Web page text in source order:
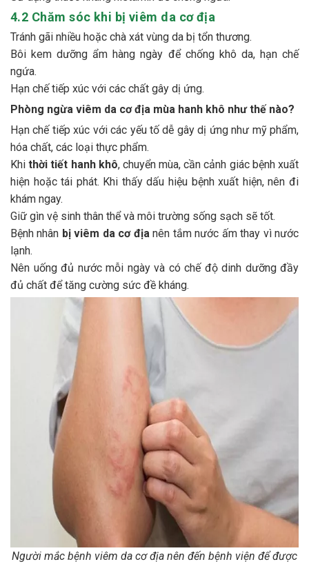
4.2 Chăm sóc khi bị viêm da cơ địa
Tránh gãi nhiều hoặc chà xát vùng da bị tổn thương.
Bôi kem dưỡng ẩm hàng ngày để chống khô da, hạn chế
ngứa.
Hạn chế tiếp xúc với các chất gây dị ứng.
Phòng ngừa viêm da cơ địa mùa hanh khô như thế nào?
Hạn chế tiếp xúc với các yếu tố dễ gây dị ứng như mỹ phẩm,
hóa chất, các loại thực phẩm.
Khithời tiết hanh khô, chuyển mùa, cần cảnh giác bệnh xuất
hiện hoặc tái phát. Khi thấy dấu hiệu bệnh xuất hiện, nên đi
khám ngay.
Giữ gìn vệ sinh thân thể và môi trường sống sạch sẽ tốt.
Bệnh nhân bị viêm da cơ địanên tắm nước ấm thay vì nước
lạnh.
Nên uống đủ nước mỗi ngày và có chế độ dinh dưỡng đầy
đủ chất để tăng cường sức đề kháng.
Người mắc bệnh viêm da cơ địa nên đến bệnh viện để được